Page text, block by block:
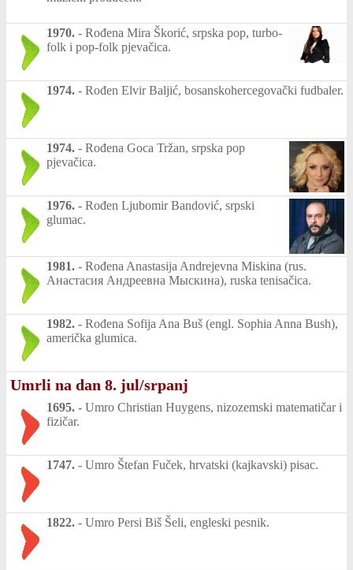
1970. - Rođena Mira Škorić, srpska pop, turbo-
folk i pop-folk pjevačica.
1974. - Rođen Elvir Baljić, bosanskohercegovački fudbaler.
1974. - Rođena Goca Tržan, srpska pop
pjevačica.
1976. - Rođen Ljubomir Bandović, srpski
glumac.
1981. - Rođena Anastasija Andrejevna Miskina (rus.
Анастасия Андреевна Мыскина), ruska tenisačica.
1982. - Rođena Sofija Ana Buš (engl. Sophia Anna Bush),
američka glumica.
Umrli na dan 8. jul/srpanj
1695. - Umro Christian Huygens, nizozemski matematičar i
fizičar.
1747. - Umro Štefan Fuček, hrvatski (kajkavski) pisac.
1822. - Umro Persi Biš Šeli, engleski pesnik.